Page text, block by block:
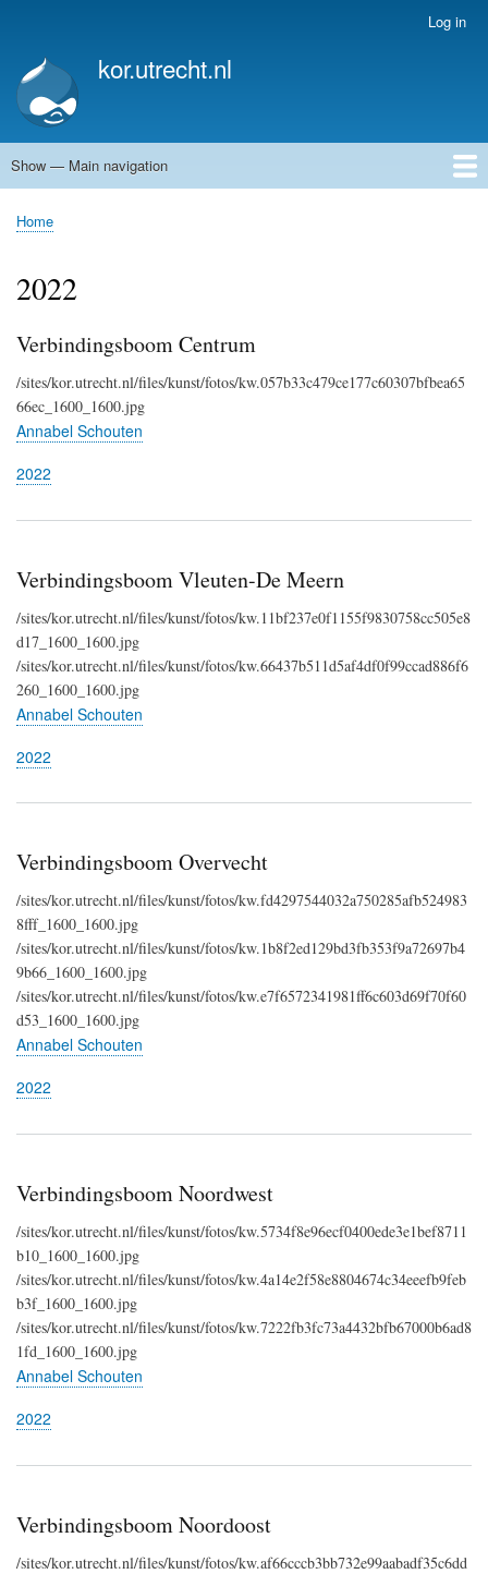
account
menu
Log in
kor.utrecht.nl
Main
Show — Main navigation
Home
Kunstwerken
Actueel
Routes
Breadcrumb
Home
2022
Verbindingsboom Centrum
/sites/kor.utrecht.nl/files/kunst/fotos/kw.057b33c479ce177c60307bfbea65
66ec_1600_1600.jpg
Annabel Schouten
2022
Verbindingsboom Vleuten-De Meern
/sites/kor.utrecht.nl/files/kunst/fotos/kw.11bf237e0f1155f9830758cc505e8
d17_1600_1600.jpg
/sites/kor.utrecht.nl/files/kunst/fotos/kw.66437b511d5af4df0f99ccad886f6
260_1600_1600.jpg
Annabel Schouten
2022
Verbindingsboom Overvecht
/sites/kor.utrecht.nl/files/kunst/fotos/kw.fd4297544032a750285afb524983
8fff_1600_1600.jpg
/sites/kor.utrecht.nl/files/kunst/fotos/kw.1b8f2ed129bd3fb353f9a72697b4
9b66_1600_1600.jpg
/sites/kor.utrecht.nl/files/kunst/fotos/kw.e7f6572341981ff6c603d69f70f60
d53_1600_1600.jpg
Annabel Schouten
2022
Verbindingsboom Noordwest
/sites/kor.utrecht.nl/files/kunst/fotos/kw.5734f8e96ecf0400ede3e1bef8711
b10_1600_1600.jpg
/sites/kor.utrecht.nl/files/kunst/fotos/kw.4a14e2f58e8804674c34eeefb9feb
b3f_1600_1600.jpg
/sites/kor.utrecht.nl/files/kunst/fotos/kw.7222fb3fc73a4432bfb67000b6ad8
1fd_1600_1600.jpg
Annabel Schouten
2022
Verbindingsboom Noordoost
/sites/kor.utrecht.nl/files/kunst/fotos/kw.af66cccb3bb732e99aabadf35c6dd